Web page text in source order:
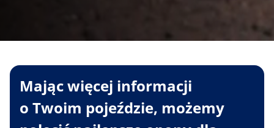
Mając więcej informacji
o Twoim pojeździe, możemy